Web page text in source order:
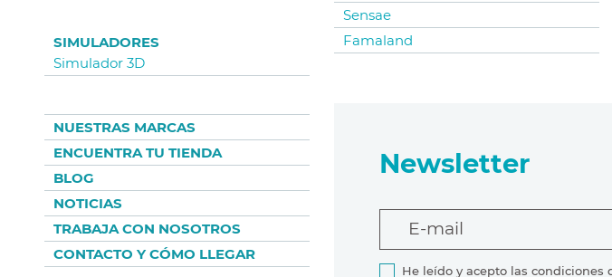
SIMULADORES
Simulador 3D
NUESTRAS MARCAS
ENCUENTRA TU TIENDA
BLOG
NOTICIAS
TRABAJA CON NOSOTROS
CONTACTO Y CÓMO LLEGAR
Sensae
Famaland
Newsletter
E-mail
He leído y acepto las condiciones